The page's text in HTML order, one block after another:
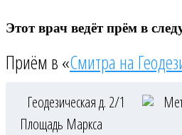
Этот врач ведёт прём в
Приём в «Смитра на
Геодезическая д. 2/1
Площадь Маркса